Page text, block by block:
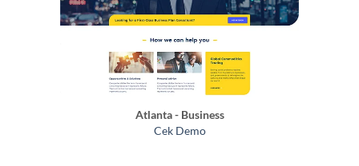
Atlanta - Business
Cek Demo